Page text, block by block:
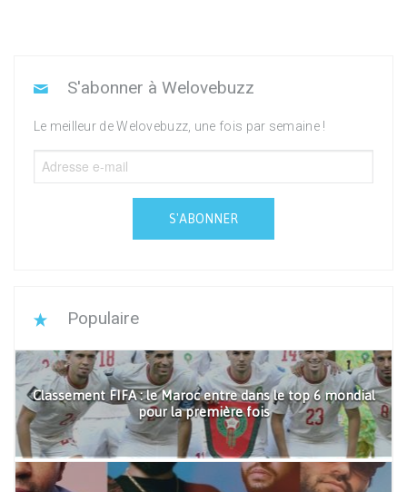
S'abonner à Welovebuzz
Le meilleur de Welovebuzz, une fois par semaine !
S'ABONNER
Populaire
Classement FIFA : le Maroc entre dans le top 6 mondial
pour la première fois